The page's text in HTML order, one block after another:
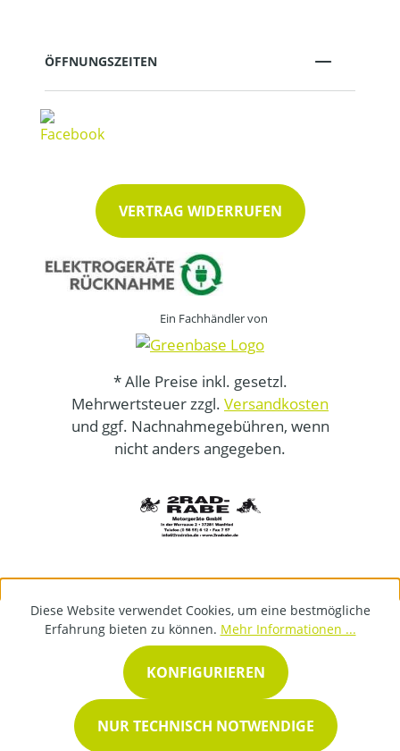
ÖFFNUNGSZEITEN
VERTRAG WIDERRUFEN
Ein Fachhändler von
* Alle Preise inkl. gesetzl.
Mehrwertsteuer zzgl. Versandkosten
und ggf. Nachnahmegebühren, wenn
nicht anders angegeben.
Diese Website verwendet Cookies, um eine bestmögliche
Erfahrung bieten zu können. Mehr Informationen ...
NUR TECHNISCH NOTWENDIGE
KONFIGURIEREN